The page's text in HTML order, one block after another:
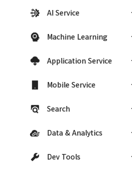
AI Service
Machine Learning
Application Service
Mobile Service
Search
Data & Analytics
Dev Tools